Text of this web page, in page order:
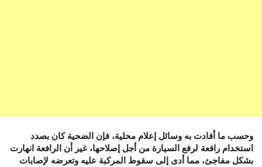
وحسب ما أفادت به وسائل إعلام محلية، فإن الضحية كان بصدد
استخدام رافعة لرفع السيارة من أجل إصلاحها، غير أن الرافعة انهارت
بشكل مفاجئ، مما أدى إلى سقوط المركبة عليه وتعرضه لإصابات